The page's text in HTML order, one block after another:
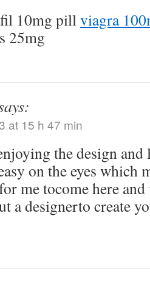
10mg pillviagra
25mg
at 15 h 47 min
the design
on the eyes which
me tocome here
a designerto create